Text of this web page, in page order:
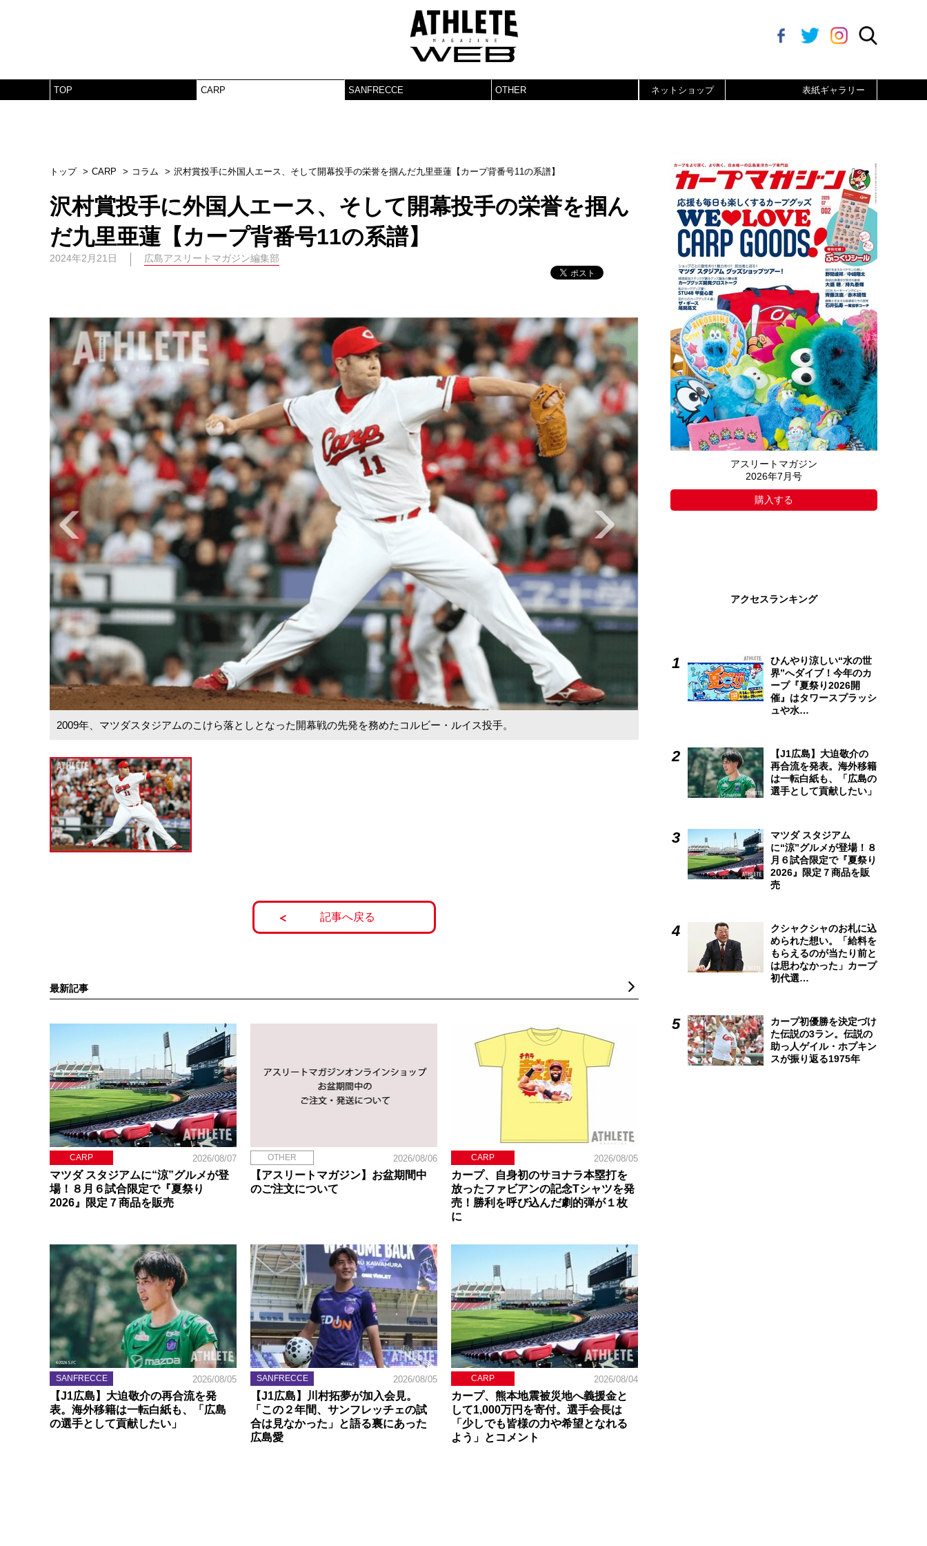
TOP CARP SANFRECCE OTHER ネットショップ 表紙ギャラリー
トップ CARP コラム 沢村賞投手に外国人エース、そして開幕投手の栄誉を掴んだ九里亜蓮【カープ背番号11の系譜】
沢村賞投手に外国人エース、そして開幕投手の栄誉を掴ん
だ九里亜蓮【カープ背番号11の系譜】
2024年2月21日 広島アスリートマガジン編集部
2009年、マツダスタジアムのこけら落としとなった開幕戦の先発を務めたコルビー・ルイス投手。
記事へ戻る
最新記事
CARP 2026/08/07
マツダ スタジアムに“涼”グルメが登
場！８月６試合限定で『夏祭り
2026』限定７商品を販売
OTHER 2026/08/06
【アスリートマガジン】お盆期間中
のご注文について
CARP 2026/08/05
カープ、自身初のサヨナラ本塁打を
放ったファビアンの記念Tシャツを発
売！勝利を呼び込んだ劇的弾が１枚
に
SANFRECCE 2026/08/05
【J1広島】大迫敬介の再合流を発
表。海外移籍は一転白紙も、「広島
の選手として貢献したい」
SANFRECCE 2026/08/05
【J1広島】川村拓夢が加入会見。
「この２年間、サンフレッチェの試
合は見なかった」と語る裏にあった
広島愛
CARP 2026/08/04
カープ、熊本地震被災地へ義援金と
して1,000万円を寄付。選手会長は
「少しでも皆様の力や希望となれる
よう」とコメント
アスリートマガジン
2026年7月号
購入する
アクセスランキング
ひんやり涼しい“水の世
界”へダイブ！今年のカ
ープ『夏祭り2026開
催』はタワースプラッシ
ュや水…
【J1広島】大迫敬介の
再合流を発表。海外移籍
は一転白紙も、「広島の
選手として貢献したい」
マツダ スタジアム
に“涼”グルメが登場！８
月６試合限定で『夏祭り
2026』限定７商品を販
売
クシャクシャのお札に込
められた想い。「給料を
もらえるのが当たり前と
は思わなかった」カープ
初代選…
カープ初優勝を決定づけ
た伝説の3ラン。伝説の
助っ人ゲイル・ホプキン
スが振り返る1975年